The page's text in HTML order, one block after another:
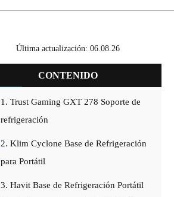
Última actualización: 06.08.26
CONTENIDO
1. Trust Gaming GXT 278 Soporte de
refrigeración
2. Klim Cyclone Base de Refrigeración
para Portátil
3. Havit Base de Refrigeración Portátil